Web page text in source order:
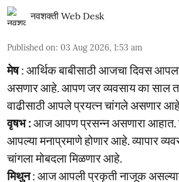
नवशक्ती Web Desk
Published on: 03 Aug 2026, 1:53 am
मेष: आर्थिक बाबीसाठी आजचा दिवस
असणार आहे. आपण जर व्यवसाय का साल
वाढीसाठी आपले प्रयत्न चांगले असणार
वृषभ :आज आपण प्रसन्न असणारा आहात.
आपल्या मनाप्रमाणे होणार आहे. व्यापार
चांगला मोबदला मिळणार आहे.
मिथुन: आज आपली प्रकृती नाजूक